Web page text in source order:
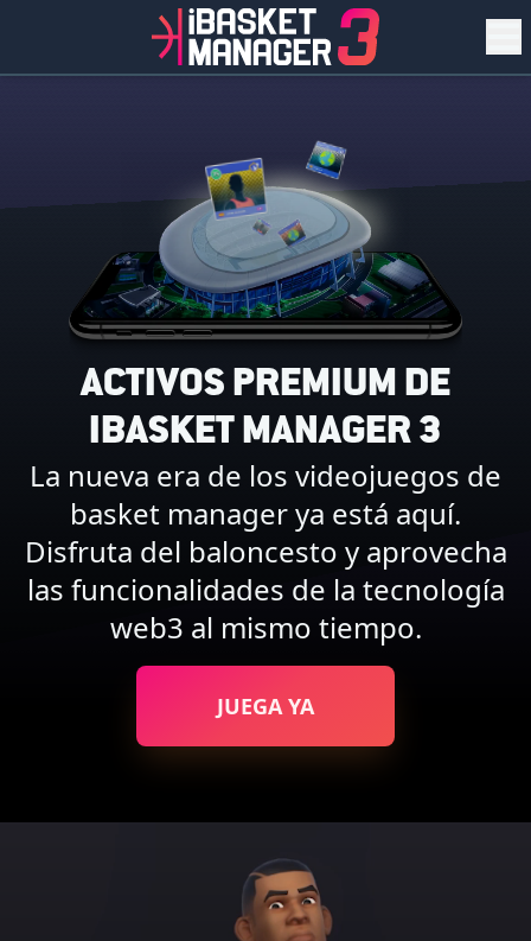
ACTIVOS PREMIUM DE
IBASKET MANAGER 3
La nueva era de los videojuegos de
basket manager ya está aquí.
Disfruta del baloncesto y aprovecha
las funcionalidades de la tecnología
web3 al mismo tiempo.
JUEGA YA